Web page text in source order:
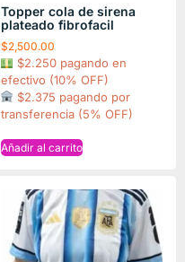
Topper cola de sirena
plateado fibrofacil
$2,500.00
$2.250 pagando en
efectivo (10% OFF)
$2.375 pagando por
transferencia (5% OFF)
Añadir al carrito